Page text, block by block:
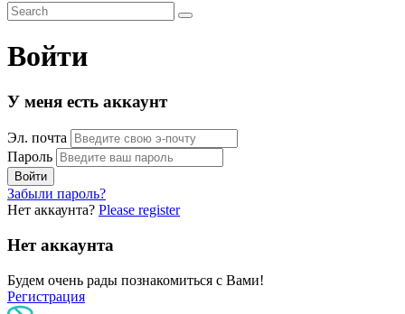
Войти
У меня есть аккаунт
Эл. почта
Пароль
Забыли пароль?
Нет аккаунта? Please register
Нет аккаунта
Будем очень рады познакомиться с Вами!
Регистрация